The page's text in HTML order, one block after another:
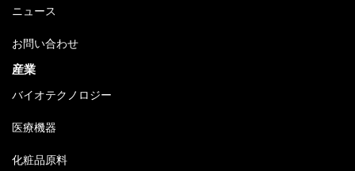
ニュース
お問い合わせ
産業
バイオテクノロジー
医療機器
化粧品原料